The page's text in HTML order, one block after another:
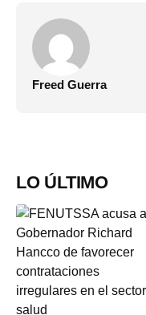
Freed Guerra
LO ÚLTIMO